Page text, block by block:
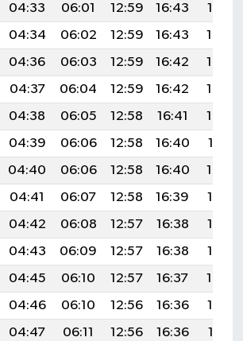
04:33 06:01 12:59 16:43
19:47
04:34 06:02 12:59 16:43
19:46
04:36 06:03 12:59 16:42
19:45
04:37 06:04 12:59 16:42
19:43
04:38 06:05 12:58 16:41
19:42
04:39 06:06 12:58 16:40
19:41
04:40 06:06 12:58 16:40
19:39
04:41 06:07 12:58 16:39
19:38
04:42 06:08 12:57 16:38
19:37
04:43 06:09 12:57 16:38
19:35
04:45 06:10 12:57 16:37
19:34
04:46 06:10 12:56 16:36
19:32
04:47 06:11 12:56 16:36
19:31